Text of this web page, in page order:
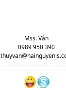
Mss. Vân
0989 950 390